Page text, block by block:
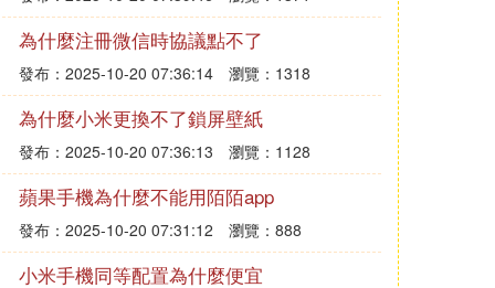
為什麼注冊微信時協議點不了
發布：2025-10-20 07:36:14 瀏覽：1318
為什麼小米更換不了鎖屏壁紙
發布：2025-10-20 07:36:13 瀏覽：1128
蘋果手機為什麼不能用陌陌app
發布：2025-10-20 07:31:12 瀏覽：888
小米手機同等配置為什麼便宜